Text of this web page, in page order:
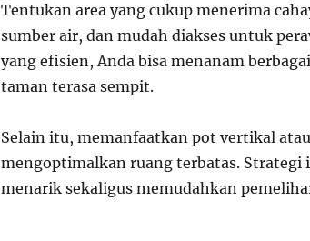
Tentukan area yang cukup menerima
sumber air, dan mudah diakses untuk
yang efisien, Anda bisa menanam
taman terasa sempit.
Selain itu, memanfaatkan pot vertikal
mengoptimalkan ruang terbatas. Strategi
menarik sekaligus memudahkan